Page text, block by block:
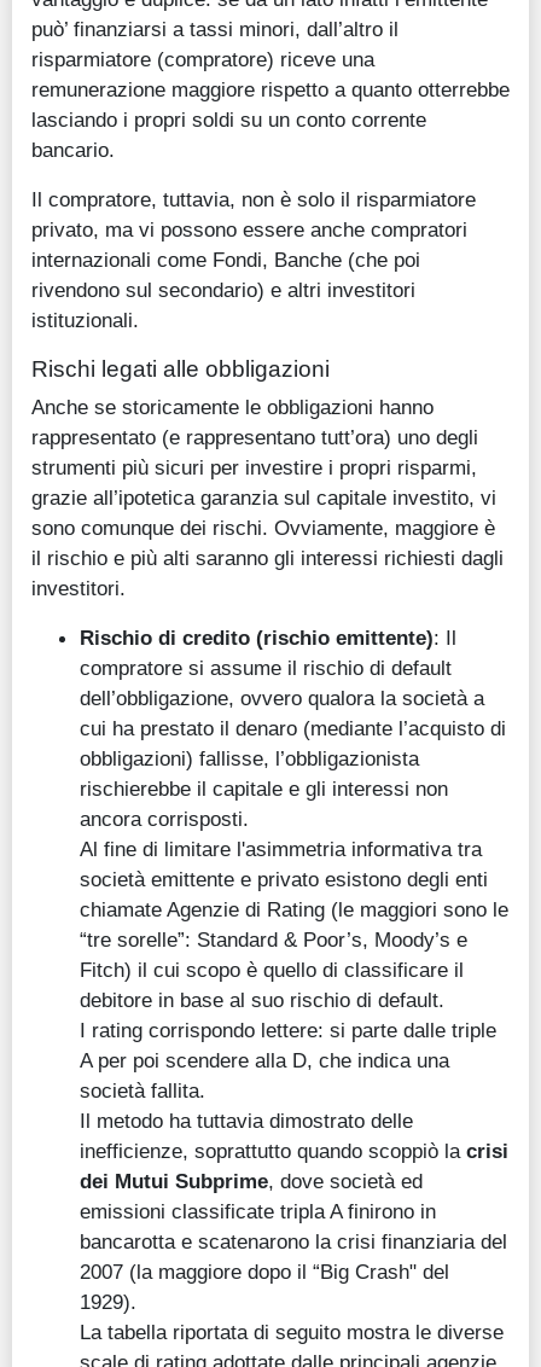
può’ finanziarsi a tassi minori, dall’altro il
risparmiatore (compratore) riceve una
remunerazione maggiore rispetto a quanto otterrebbe
lasciando i propri soldi su un conto corrente
bancario.
Il compratore, tuttavia, non è solo il risparmiatore
privato, ma vi possono essere anche compratori
internazionali come Fondi, Banche (che poi
rivendono sul secondario) e altri investitori
istituzionali.
Rischi legati alle obbligazioni
Anche se storicamente le obbligazioni hanno
rappresentato (e rappresentano tutt’ora) uno degli
strumenti più sicuri per investire i propri risparmi,
grazie all’ipotetica garanzia sul capitale investito, vi
sono comunque dei rischi. Ovviamente, maggiore è
il rischio e più alti saranno gli interessi richiesti dagli
investitori.
Rischio di credito (rischio emittente): Il
compratore si assume il rischio di default
dell’obbligazione, ovvero qualora la società a
cui ha prestato il denaro (mediante l’acquisto di
obbligazioni) fallisse, l’obbligazionista
rischierebbe il capitale e gli interessi non
ancora corrisposti.
Al fine di limitare l'asimmetria informativa tra
società emittente e privato esistono degli enti
chiamate Agenzie di Rating (le maggiori sono le
“tre sorelle”: Standard & Poor’s, Moody’s e
Fitch) il cui scopo è quello di classificare il
debitore in base al suo rischio di default.
I rating corrispondo lettere: si parte dalle triple
A per poi scendere alla D, che indica una
società fallita.
Il metodo ha tuttavia dimostrato delle
inefficienze, soprattutto quando scoppiò la crisi
dei Mutui Subprime, dove società ed
emissioni classificate tripla A finirono in
bancarotta e scatenarono la crisi finanziaria del
2007 (la maggiore dopo il “Big Crash" del
1929).
La tabella riportata di seguito mostra le diverse
scale di rating adottate dalle principali agenzie